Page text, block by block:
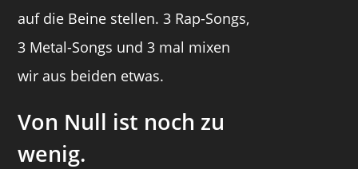
auf die Beine stellen. 3 Rap-Songs,
3 Metal-Songs und 3 mal mixen
wir aus beiden etwas.
Von Null ist noch zu
wenig.